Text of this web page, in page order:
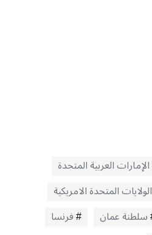
الإمارات العربية المتحدة
الولايات المتحدة الامريكية
سلطنة عمان
فرنسا